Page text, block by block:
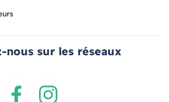
nous sur les réseaux